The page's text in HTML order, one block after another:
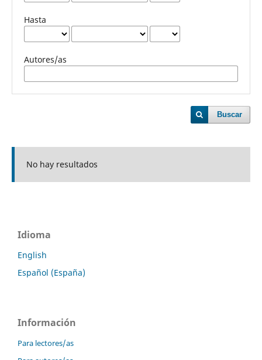
Hasta
Autores/as
Buscar
No hay resultados
Idioma
English
Español (España)
Información
Para lectores/as